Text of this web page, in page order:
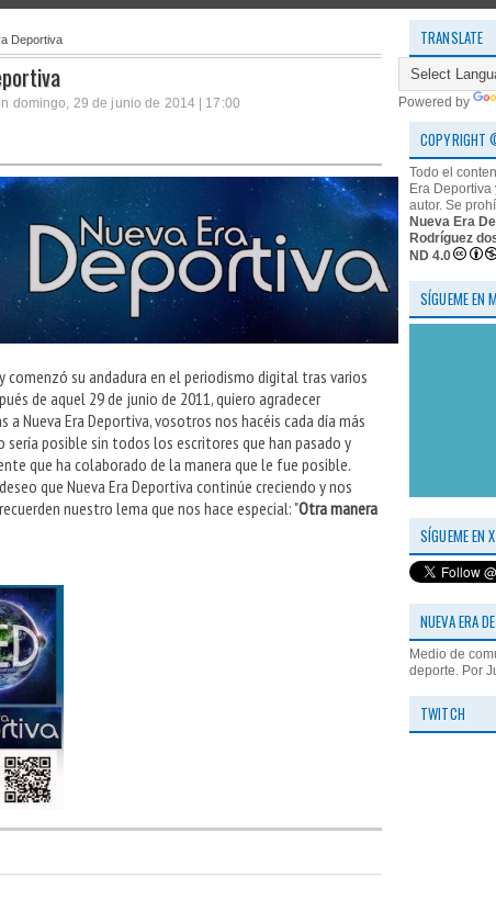
Deportiva
domingo, 29 de junio de 2014 | 17:00
comenzó su andadura en el periodismo digital tras varios
de aquel 29 de junio de 2011, quiero agradecer
Nueva Era Deportiva, vosotros nos hacéis cada día más
sería posible sin todos los escritores que han pasado y
que ha colaborado de la manera que le fue posible.
que Nueva Era Deportiva continúe creciendo y nos
nuestro lema que nos hace especial: "Otra manera
TRANSLATE
Powered by
COPYRIGHT
Todo el
Era
autor. Se
Nueva Era
Rodríguez
ND 4.0
SÍGUEME EN
SÍGUEME EN X
NUEVA ERA
Medio de
deporte. Por
TWITCH